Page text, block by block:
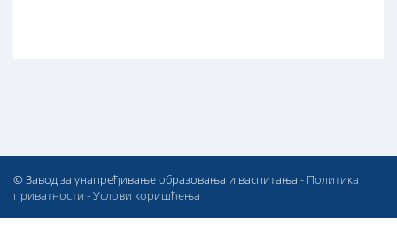
© Завод за унапређивање образовања и васпитања - Политика
приватности -Услови коришћења